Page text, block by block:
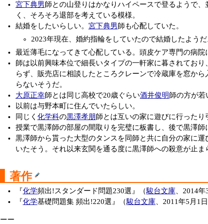
宮下典男師との山登りはかなりハイペースで登るようで
く、そろそろ退部を考えている模様。
結婚をしたいらしい。 宮下典男師も心配していた。
2023年現在、婚約指輪をしていたので結婚したようだ
最近薄毛になってきて心配している。頭皮ケア専門の病院
師は以前興味本位で細長いタイプの一軒家に暮されてお
らず、販売店に相談したところクレーンで冷蔵庫を窓か
らないそうだ。
大原正幸師とは同じ高校で20歳ぐらい酒井俊明師の方が若
以前は与野本町に住んでいたらしい。
同じく 化学科の黒澤孝朋師とは互いの家に遊びに行ったり
授業で黒澤師の部屋の間取りを完璧に板書し、後で黒澤師
黒澤師から貰った大型のタンスを同師と共に自分の家に
いたそう。それ以来玄関を通る度に黒澤師への殺意が止ま
著作
『化学頻出!スタンダード問題230選』（駿台文庫、2014年
『化学基礎問題集 頻出!220選』（駿台文庫、2011年5月1日
ーー